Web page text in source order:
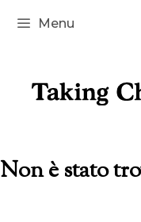
Vai
Menu
Non è stato